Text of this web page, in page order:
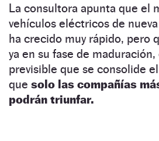
La consultora apunta que el
vehículos eléctricos de
ha crecido muy rápido, pero
ya en su fase de
previsible que se consolide
que solo las compañías
podrán triunfar.